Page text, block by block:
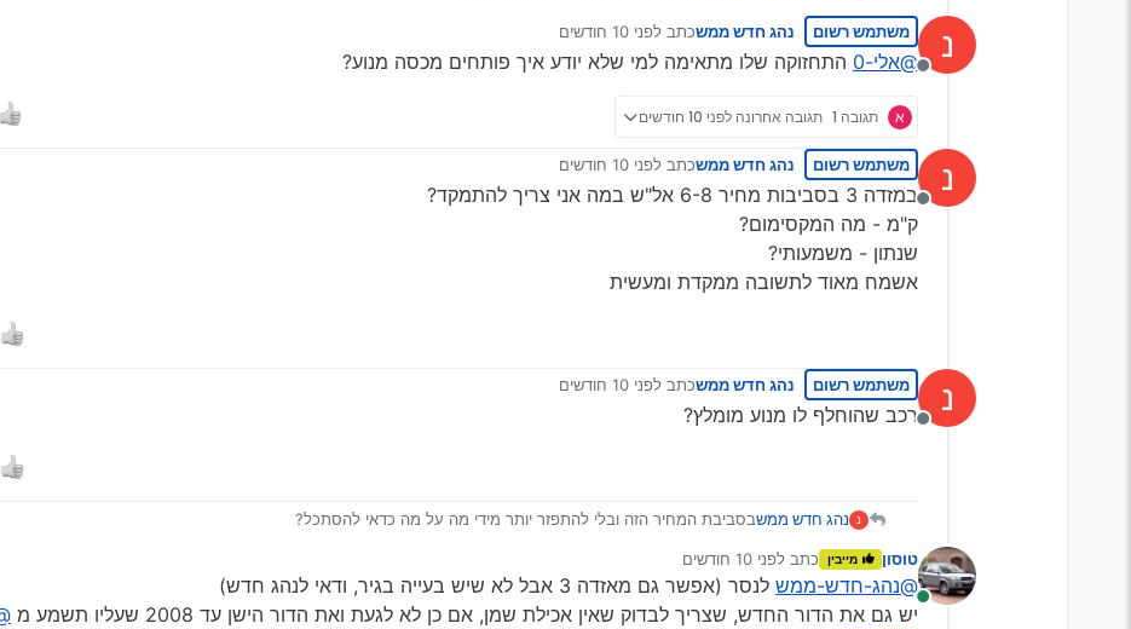
קנינו לא מזמן במשפחה עוד אחד כזה ב-₪6000 2015 ק"מ נמוך עם ספר טיפולים.
לא יודע מה יש עכשיו בלוחות צריך לבדוק
נ
מנותק
משתמש רשום נהג חדש ממשכתב לפני 10 חודשים
נערך לאחרונה על ידי
@אלי-0 התחזוקה שלו מתאימה למי שלא יודע איך פותחים מכסה מנוע?
א תגובה 1 תגובה אחרונה לפני 10 חודשים
נ
מנותק
משתמש רשום נהג חדש ממשכתב לפני 10 חודשים
נערך לאחרונה על ידי
במזדה 3 בסביבות מחיר 6-8 אל"ש במה אני צריך להתמקד?
ק"מ - מה המקסימום?
שנתון - משמעותי?
אשמח מאוד לתשובה ממקדת ומעשית
נ
מנותק
משתמש רשום נהג חדש ממשכתב לפני 10 חודשים
נערך לאחרונה על ידי
רכב שהוחלף לו מנוע מומלץ?
נ נהג חדש ממשבסביבת המחיר הזה ובלי להתפזר יותר מידי מה על מה כדאי להסתכל?
מחובר
טוסון מייבין כתב לפני 10 חודשים
נערך לאחרונה על ידי
@נהג-חדש-ממש לנסר (אפשר גם מאזדה 3 אבל לא שיש בעייה בגיר, ודאי לנהג חדש)
יש גם את הדור החדש, שצריך לבדוק שאין אכילת שמן, אם כן לא לגעת ואת הדור הישן עד 2008 שעליו תשמע מ